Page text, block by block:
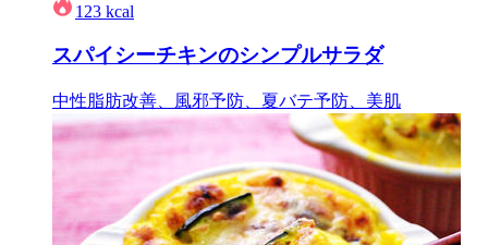
123 kcal
スパイシーチキンのシンプルサラダ
中性脂肪改善、風邪予防、夏バテ予防、美肌